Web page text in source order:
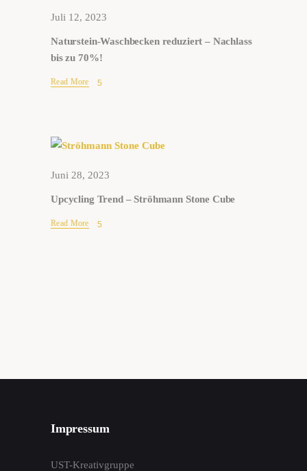
Juli 12, 2023
Naturstein-Waschbecken reduziert – Nachlass
bis zu 70%!
Read More
Juni 28, 2023
Upcycling Trend – Ströhmann Stone Cube
Read More
Impressum
UST-Kreativgruppe